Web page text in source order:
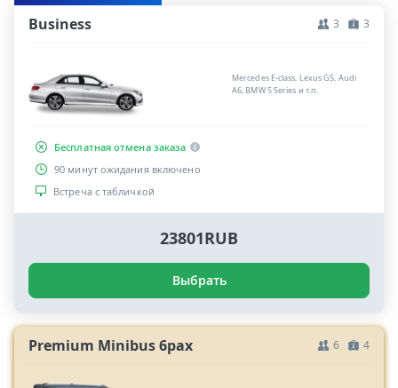
Business 3 3
Mercedes E-class, Lexus GS, Audi
A6, BMW 5 Series и т.п.
Бесплатная отмена заказа
90 минут ожидания включено
Встреча с табличкой
23801RUB
Выбрать
Premium Minibus 6pax 6 4